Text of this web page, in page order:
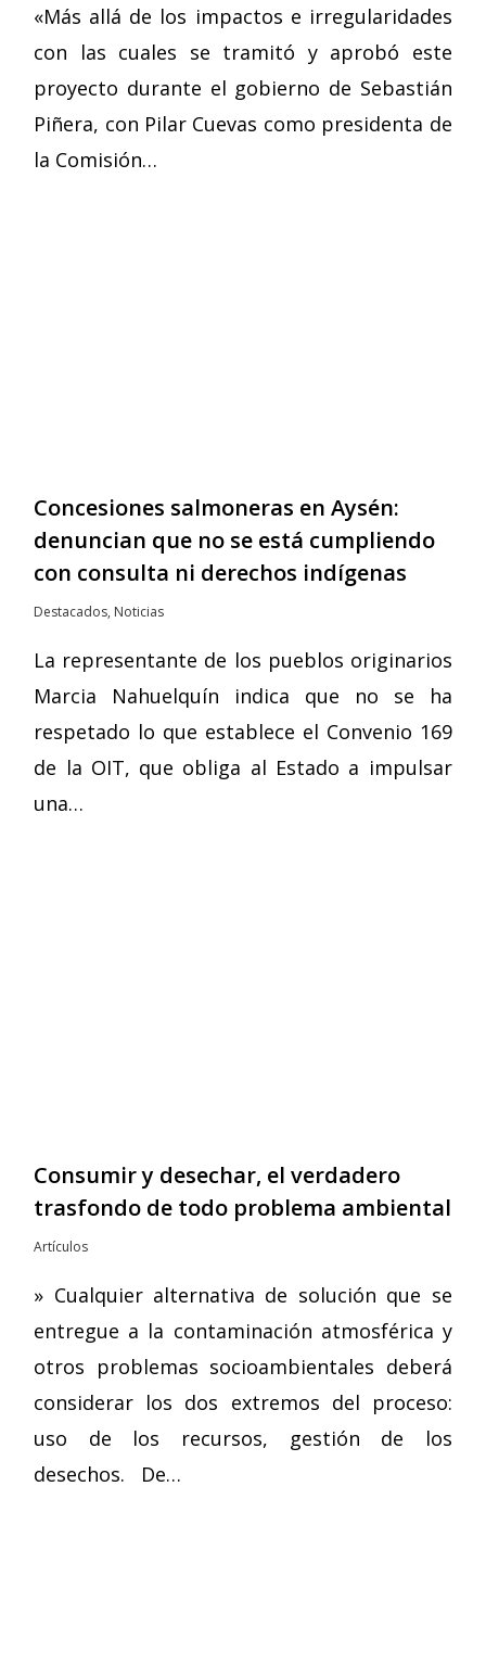
«Más allá de los impactos e irregularidades
con las cuales se tramitó y aprobó este
proyecto durante el gobierno de Sebastián
Piñera, con Pilar Cuevas como presidenta de
la Comisión…
Concesiones salmoneras en Aysén:
denuncian que no se está cumpliendo
con consulta ni derechos indígenas
Destacados, Noticias
La representante de los pueblos originarios
Marcia Nahuelquín indica que no se ha
respetado lo que establece el Convenio 169
de la OIT, que obliga al Estado a impulsar
una…
Consumir y desechar, el verdadero
trasfondo de todo problema ambiental
Artículos
» Cualquier alternativa de solución que se
entregue a la contaminación atmosférica y
otros problemas socioambientales deberá
considerar los dos extremos del proceso:
uso de los recursos, gestión de los
desechos. De…